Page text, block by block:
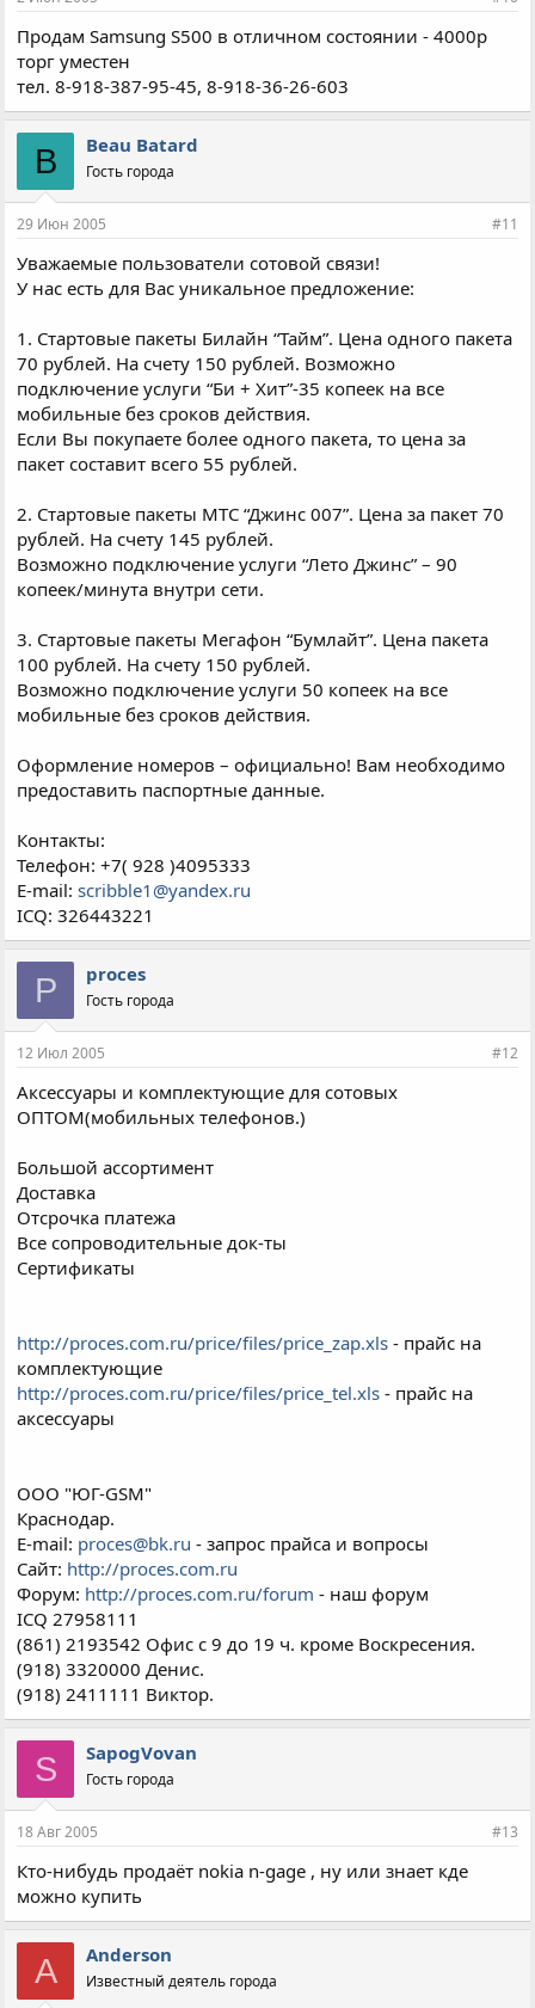
Продам Samsung S500 в отличном состоянии - 4000р
торг уместен
тел. 8-918-387-95-45, 8-918-36-26-603
B Beau Batard
Гость города
29 Июн 2005 #11
Уважаемые пользователи сотовой связи!
У нас есть для Вас уникальное предложение:
1. Стартовые пакеты Билайн “Тайм”. Цена одного пакета
70 рублей. На счету 150 рублей. Возможно
подключение услуги “Би + Хит”-35 копеек на все
мобильные без сроков действия.
Если Вы покупаете более одного пакета, то цена за
пакет составит всего 55 рублей.
2. Стартовые пакеты МТС “Джинс 007”. Цена за пакет 70
рублей. На счету 145 рублей.
Возможно подключение услуги “Лето Джинс” – 90
копеек/минута внутри сети.
3. Стартовые пакеты Мегафон “Бумлайт”. Цена пакета
100 рублей. На счету 150 рублей.
Возможно подключение услуги 50 копеек на все
мобильные без сроков действия.
Оформление номеров – официально! Вам необходимо
предоставить паспортные данные.
Контакты:
Телефон: +7( 928 )4095333
E-mail:scribble1@yandex.ru
ICQ: 326443221
P proces
Гость города
12 Июл 2005 #12
Аксессуары и комплектующие для сотовых
ОПТОМ(мобильных телефонов.)
Большой ассортимент
Доставка
Отсрочка платежа
Все сопроводительные док-ты
Сертификаты
http://proces.com.ru/price/files/price_zap.xls - прайс на
комплектующие
http://proces.com.ru/price/files/price_tel.xls - прайс на
аксессуары
ООО "ЮГ-GSM"
Краснодар.
E-mail: proces@bk.ru - запрос прайса и вопросы
Сайт: http://proces.com.ru
Форум: http://proces.com.ru/forum - наш форум
ICQ 27958111
(861) 2193542 Офис с 9 до 19 ч. кроме Воскресения.
(918) 3320000 Денис.
(918) 2411111 Виктор.
S SapogVovan
Гость города
18 Авг 2005 #13
Кто-нибудь продаёт nokia n-gage , ну или знает кде
можно купить
A Anderson
Известный деятель города